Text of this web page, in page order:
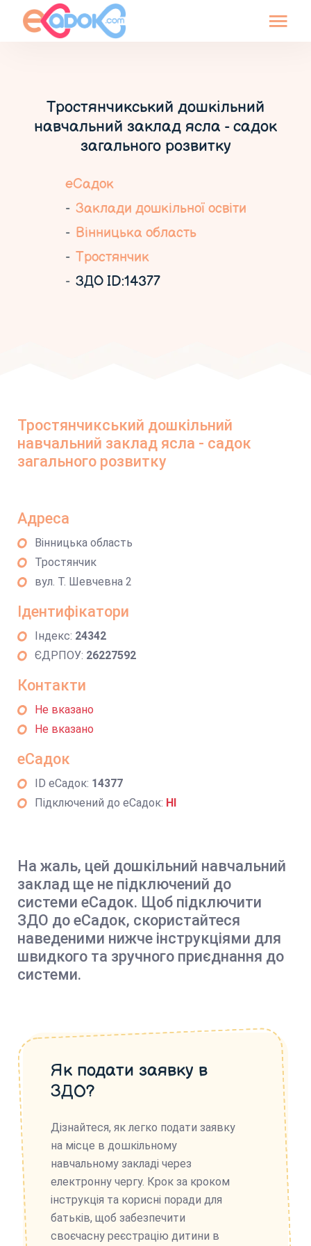
Тростянчикський дошкільний
навчальний заклад ясла - садок
загального розвитку
еСадок
Заклади дошкільної освіти
Вінницька область
Тростянчик
ЗДО ID:14377
Тростянчикський дошкільний
навчальний заклад ясла - садок
загального розвитку
Адреса
Вінницька область
Тростянчик
вул. Т. Шевчевна 2
Ідентифікатори
Індекс: 24342
ЄДРПОУ: 26227592
Контакти
Не вказано
Не вказано
еСадок
ID еСадок: 14377
Підключений до еСадок: НІ
На жаль, цей дошкільний навчальний
заклад ще не підключений до
системи еСадок. Щоб підключити
ЗДО до еСадок, скористайтеся
наведеними нижче інструкціями для
швидкого та зручного приєднання до
системи.
Як подати заявку в
ЗДО?
Дізнайтеся, як легко подати заявку
на місце в дошкільному
навчальному закладі через
електронну чергу. Крок за кроком
інструкція та корисні поради для
батьків, щоб забезпечити
своєчасну реєстрацію дитини в